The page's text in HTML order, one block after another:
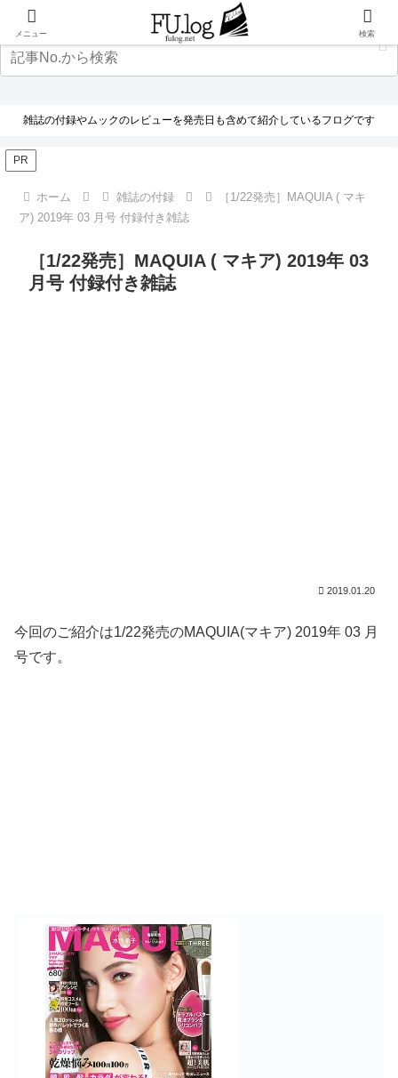
雑誌の付録やムックのレビューを発売日も含めて紹介しているフログです
PR
ホーム 雑誌の付録
［1/22発売］MAQUIA ( マキ
ア) 2019年 03 月号 付録付き雑誌
［1/22発売］MAQUIA ( マキア) 2019年 03
月号 付録付き雑誌
2019.01.20
今回のご紹介は1/22発売のMAQUIA(マキア) 2019年 03 月
号です。
メニュー 検索